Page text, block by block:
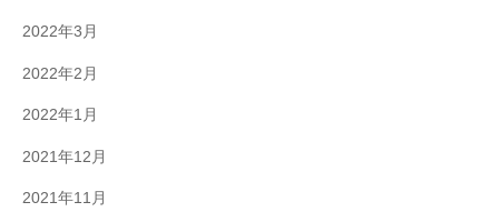
2022年3月
2022年2月
2022年1月
2021年12月
2021年11月